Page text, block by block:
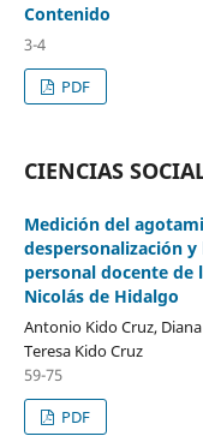
Contenido
3-4
PDF
CIENCIAS
Medición del
despersonalización
personal docente de
Nicolás de Hidalgo
Antonio Kido Cruz,
Teresa Kido Cruz
59-75
PDF